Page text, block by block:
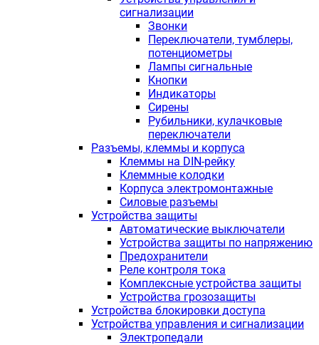
сигнализации
Звонки
Переключатели, тумблеры,
потенциометры
Лампы сигнальные
Кнопки
Индикаторы
Сирены
Рубильники, кулачковые
переключатели
Разъемы, клеммы и корпуса
Клеммы на DIN-рейку
Клеммные колодки
Корпуса электромонтажные
Силовые разъемы
Устройства защиты
Автоматические выключатели
Устройства защиты по напряжению
Предохранители
Реле контроля тока
Комплексные устройства защиты
Устройства грозозащиты
Устройства блокировки доступа
Устройства управления и сигнализации
Электропедали